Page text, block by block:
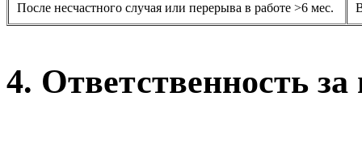
После несчастного случая или перерыва в работе >6 мес.
4. Ответственность